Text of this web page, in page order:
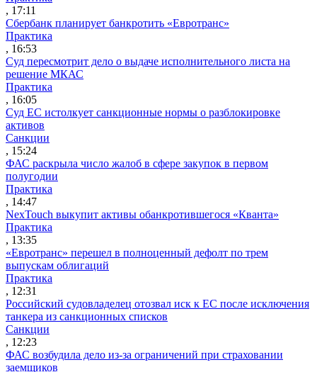
, 17:11
Сбербанк планирует банкротить «Евротранс»
Практика
, 16:53
Суд пересмотрит дело о выдаче исполнительного листа на
решение МКАС
Практика
, 16:05
Суд ЕС истолкует санкционные нормы о разблокировке
активов
Санкции
, 15:24
ФАС раскрыла число жалоб в сфере закупок в первом
полугодии
Практика
, 14:47
NexTouch выкупит активы обанкротившегося «Кванта»
Практика
, 13:35
«Евротранс» перешел в полноценный дефолт по трем
выпускам облигаций
Практика
, 12:31
Российский судовладелец отозвал иск к ЕС после исключения
танкера из санкционных списков
Санкции
, 12:23
ФАС возбудила дело из-за ограничений при страховании
заемщиков